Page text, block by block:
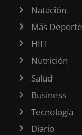
Natación
Más
HIIT
Nutrición
Salud
Business
Tecnología
Diario